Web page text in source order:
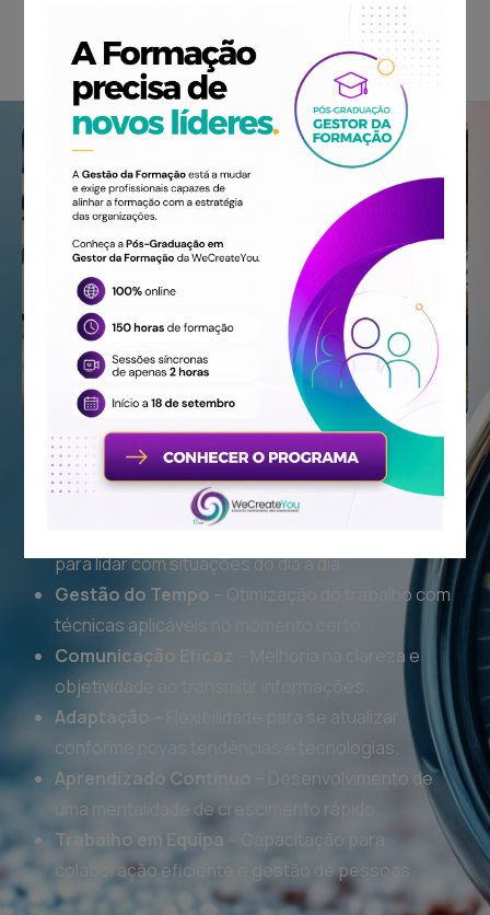
no
relacionamento
organizacional
Habilidades que pode adquirir
Tomada de Decisão– Treinamentos curtos
ajudam a reagir rapidamente a desafios.
Resolução de Problemas
para lidar com situações do dia a dia.
Gestão do Tempo – Otimização do trabalho com
técnicas aplicáveis no momento certo.
Comunicação Eficaz
– Melhoria na clareza e
objetividade ao transmitir informações.
Adaptação
– Flexibilidade para se atualizar
conforme novas tendências e tecnologias.
Aprendizado Contínuo
– Desenvolvimento de
uma mentalidade de crescimento rápido.
Trabalho em Equipa – Capacitação para
colaboração eficiente e gestão de pessoas.